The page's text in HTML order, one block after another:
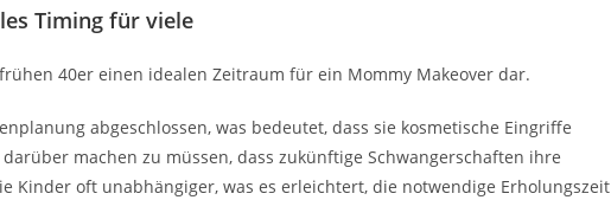
Timing für viele
40er einen idealen Zeitraum für ein Mommy Makeover dar.
abgeschlossen, was bedeutet, dass sie kosmetische Eingriffe
machen zu müssen, dass zukünftige Schwangerschaften ihre
Kinder oft unabhängiger, was es erleichtert, die notwendige Erholungszeit